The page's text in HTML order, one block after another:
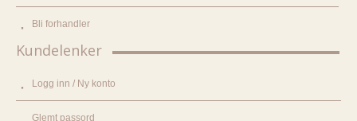
Bli forhandler
Kundelenker
Logg inn / Ny konto
Glemt passord